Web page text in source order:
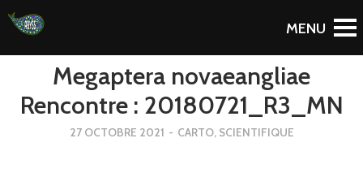
To Blog
Megaptera novaeangliae
Rencontre : 20180721_R3_MN
27 OCTOBRE 2021 - CARTO, SCIENTIFIQUE